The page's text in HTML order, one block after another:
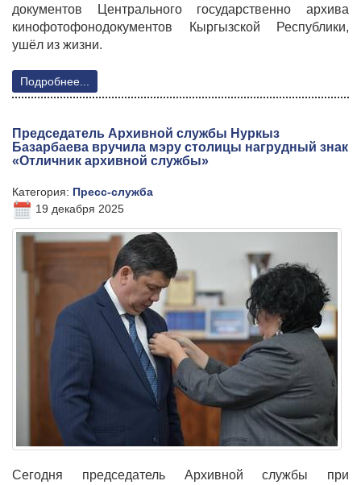
документов Центрального государственно архива
кинофотофонодокументов Кыргызской Республики,
ушёл из жизни.
Подробнее...
Председатель Архивной службы Нуркыз
Базарбаева вручила мэру столицы нагрудный знак
«Отличник архивной службы»
Категория: Пресс-служба
19 декабря 2025
Сегодня председатель Архивной службы при